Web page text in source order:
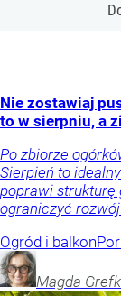
Nie zostawiaj
to w sierpniu, a
Po zbiorze
Sierpień to
poprawi strukturę
ograniczyć
Ogród i balkon
Magda